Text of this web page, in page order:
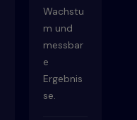
Wachstu
m und
messbar
e
Ergebnis
se.